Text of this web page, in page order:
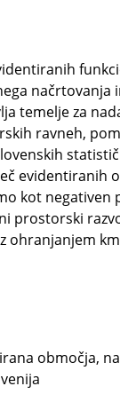
temelje za
ravneh,
kot negativen
prostorski
ohranjanjem
območja,